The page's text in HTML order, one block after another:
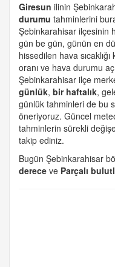
Giresun ilinin
durumu tahminlerini
Şebinkarahisar ilçesinin
gün be gün, günün en
hissedilen hava
oranı ve hava durumu
Şebinkarahisar ilçe
günlük, bir haftalık,
günlük tahminleri de bu
öneriyoruz. Güncel
tahminlerin sürekli
takip ediniz.
Bugün Şebinkarahisar
derece ve Parçalı